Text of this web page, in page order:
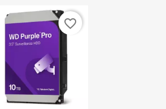
favorite_border